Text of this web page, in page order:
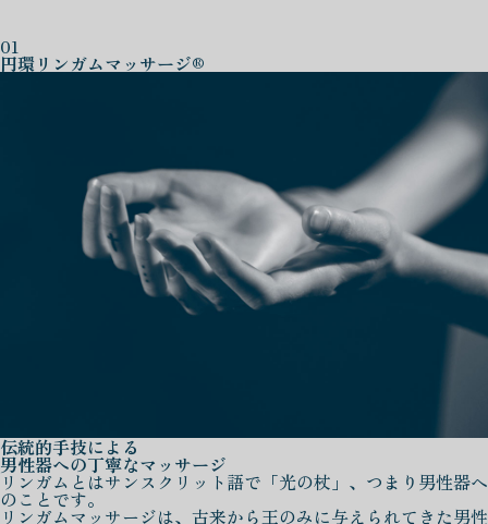
01
円環リンガムマッサージ®
伝統的手技による
男性器への丁寧なマッサージ
リンガムとはサンスクリット語で「光の杖」、つまり男性器へ
のことです。
リンガムマッサージは、古来から王のみに与えられてきた男性